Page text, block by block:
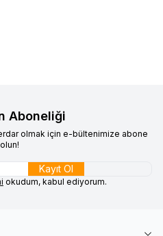
Aboneliği
olmak için e-bültenimize abone
olun!
Kayıt Ol
okudum, kabul ediyorum.